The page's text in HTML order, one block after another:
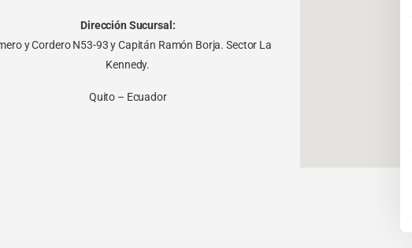
Dirección Sucursal:
y Cordero N53-93 y Capitán Ramón Borja. Sector La
Kennedy.
Quito – Ecuador